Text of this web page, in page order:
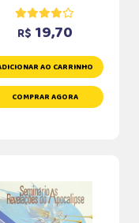
R$ 19,70
AO CARRINHO
COMPRAR AGORA